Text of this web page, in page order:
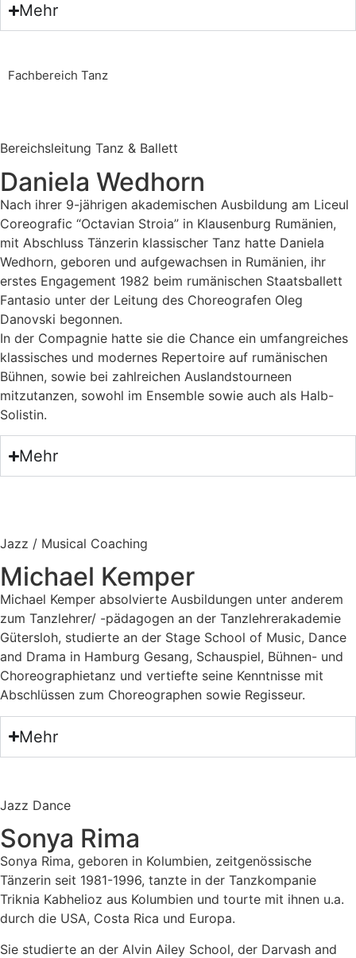
Mehr
Fachbereich Tanz
Bereichsleitung Tanz & Ballett
Daniela Wedhorn
Nach ihrer 9-jährigen akademischen Ausbildung am Liceul
Coreografic “Octavian Stroia” in Klausenburg Rumänien,
mit Abschluss Tänzerin klassischer Tanz hatte Daniela
Wedhorn, geboren und aufgewachsen in Rumänien, ihr
erstes Engagement 1982 beim rumänischen Staatsballett
Fantasio unter der Leitung des Choreografen Oleg
Danovski begonnen.
In der Compagnie hatte sie die Chance ein umfangreiches
klassisches und modernes Repertoire auf rumänischen
Bühnen, sowie bei zahlreichen Auslandstourneen
mitzutanzen, sowohl im Ensemble sowie auch als Halb-
Solistin.
Mehr
Jazz / Musical Coaching
Michael Kemper
Michael Kemper absolvierte Ausbildungen unter anderem
zum Tanzlehrer/ -pädagogen an der Tanzlehrerakademie
Gütersloh, studierte an der Stage School of Music, Dance
and Drama in Hamburg Gesang, Schauspiel, Bühnen- und
Choreographietanz und vertiefte seine Kenntnisse mit
Abschlüssen zum Choreographen sowie Regisseur.
Mehr
Jazz Dance
Sonya Rima
Sonya Rima, geboren in Kolumbien, zeitgenössische
Tänzerin seit 1981-1996, tanzte in der Tanzkompanie
Triknia Kabhelioz aus Kolumbien und tourte mit ihnen u.a.
durch die USA, Costa Rica und Europa.
Sie studierte an der Alvin Ailey School, der Darvash and